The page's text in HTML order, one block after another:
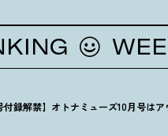
付録解禁】オトナミューズ10月号は